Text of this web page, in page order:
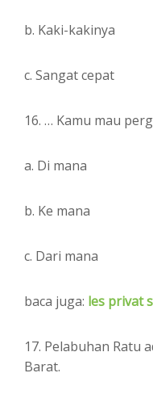
b. Kaki-kakinya
c. Sangat cepat
16. … Kamu mau
a. Di mana
b. Ke mana
c. Dari mana
baca juga: les privat
17. Pelabuhan Ratu
Barat.